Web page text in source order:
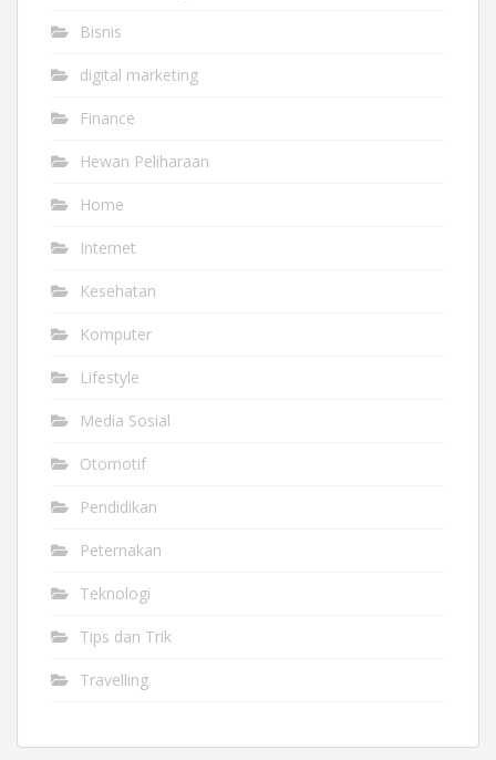
Bisnis
digital marketing
Finance
Hewan Peliharaan
Home
Internet
Kesehatan
Komputer
Lifestyle
Media Sosial
Otomotif
Pendidikan
Peternakan
Teknologi
Tips dan Trik
Travelling